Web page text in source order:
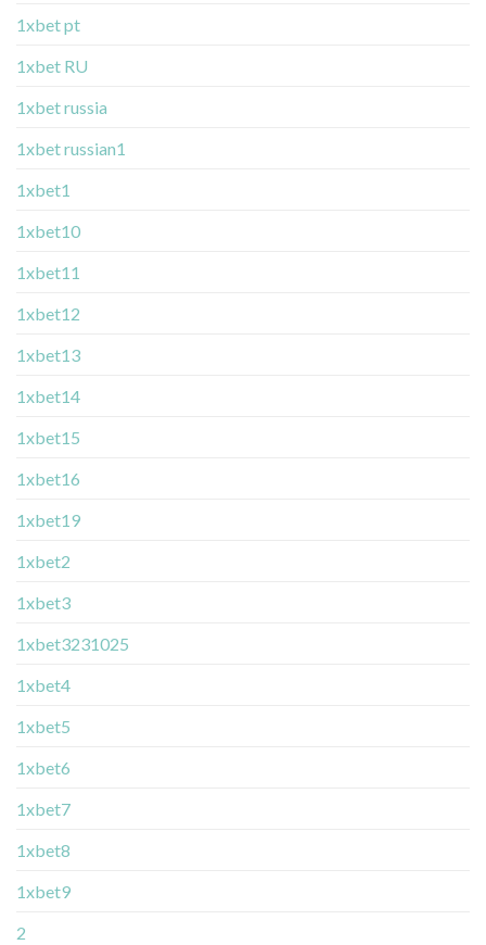
1xbet pt
1xbet RU
1xbet russia
1xbet russian1
1xbet1
1xbet10
1xbet11
1xbet12
1xbet13
1xbet14
1xbet15
1xbet16
1xbet19
1xbet2
1xbet3
1xbet3231025
1xbet4
1xbet5
1xbet6
1xbet7
1xbet8
1xbet9
2